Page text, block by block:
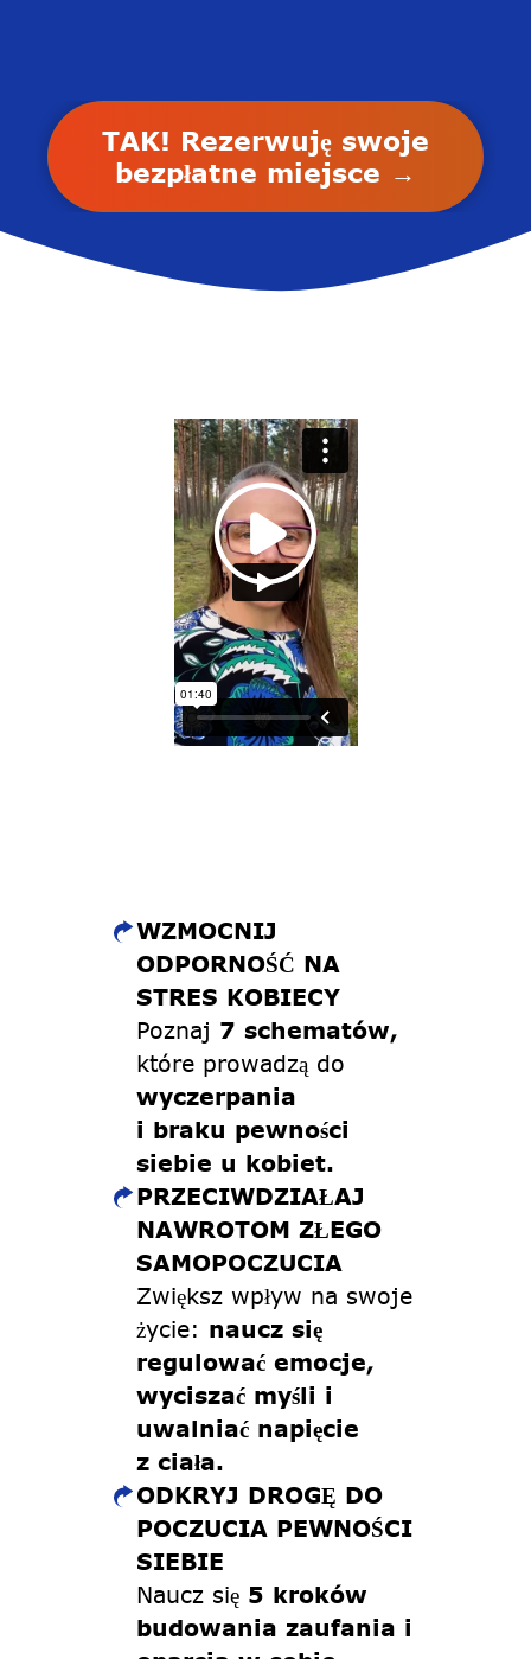
TAK! Rezerwuję swoje
bezpłatne miejsce →
WZMOCNIJ
ODPORNOŚĆ NA
STRES KOBIECY
Poznaj 7 schematów,
które prowadzą do
wyczerpania
i braku pewności
siebie u kobiet.
PRZECIWDZIAŁAJ
NAWROTOM ZŁEGO
SAMOPOCZUCIA
Zwiększ wpływ na swoje
życie: naucz się
regulować emocje,
wyciszać myśli i
uwalniać napięcie
z ciała.
ODKRYJ DROGĘ DO
POCZUCIA PEWNOŚCI
SIEBIE
Naucz się 5 kroków
budowania zaufania i